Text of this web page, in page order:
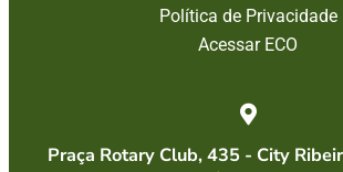
Política de Privacidade
Acessar ECO
Praça Rotary Club, 435 - City